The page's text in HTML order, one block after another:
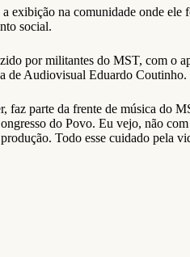
exibição na comunidade onde
social.
por militantes do MST, com o
de Audiovisual Eduardo Coutinho.
parte da frente de música do
do Povo. Eu vejo, não
Todo esse cuidado pela